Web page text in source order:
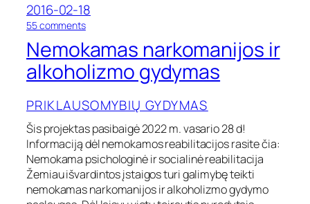
o
c
i
a
l
i
n
ė
r
e
a
b
i
l
i
2016-02-18
55 commentso
N
e
m
k
m
a
s
n
a
r
Nemokamas narkomanijos ir
alkoholizmo gydymas
PRIKLAUSOMYBIŲ GYDYMAS
Šis projektas pasibaigė 2022 m. vasario 28 d!
Informaciją dėl nemokamos reabilitacijos rasite čia:
Nemokama psichologinė ir socialinė reabilitacija
Žemiau išvardintos įstaigos turi galimybę teikti
nemokamas narkomanijos ir alkoholizmo gydymo